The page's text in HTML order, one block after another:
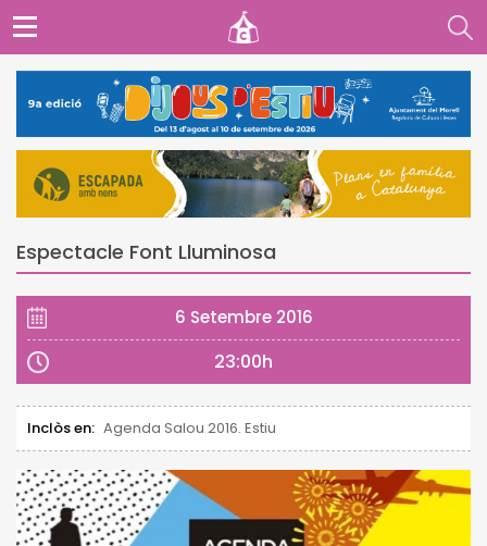
Espectacle Font Lluminosa
6 Setembre 2016
23:00h
Inclòs en: Agenda Salou 2016. Estiu